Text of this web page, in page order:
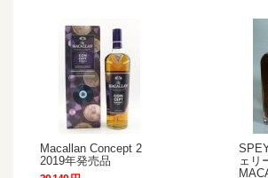
Macallan Concept 2
2019年発売品
ェリ